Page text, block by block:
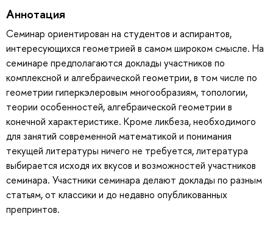
Аннотация
Семинар ориентирован на студентов и аспирантов,
интересующихся геометрией в самом широком смысле. На
семинаре предполагаются доклады участников по
комплексной и алгебраической геометрии, в том числе по
геометрии гиперкэлеровым многообразиям, топологии,
теории особенностей, алгебраической геометрии в
конечной характеристике. Кроме ликбеза, необходимого
для занятий современной математикой и понимания
текущей литературы ничего не требуется, литература
выбирается исходя их вкусов и возможностей участников
семинара. Участники семинара делают доклады по разным
статьям, от классики и до недавно опубликованных
препринтов.